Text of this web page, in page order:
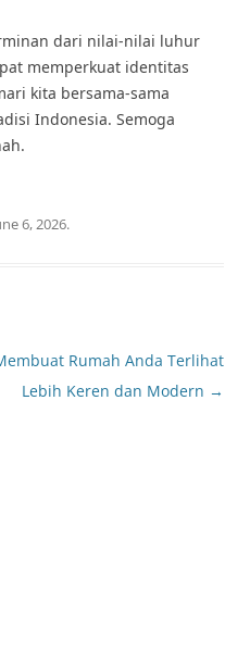
dari nilai-nilai luhur
memperkuat identitas
kita bersama-sama
Indonesia. Semoga
6, 2026.
Rumah Anda Terlihat
Lebih Keren dan Modern →